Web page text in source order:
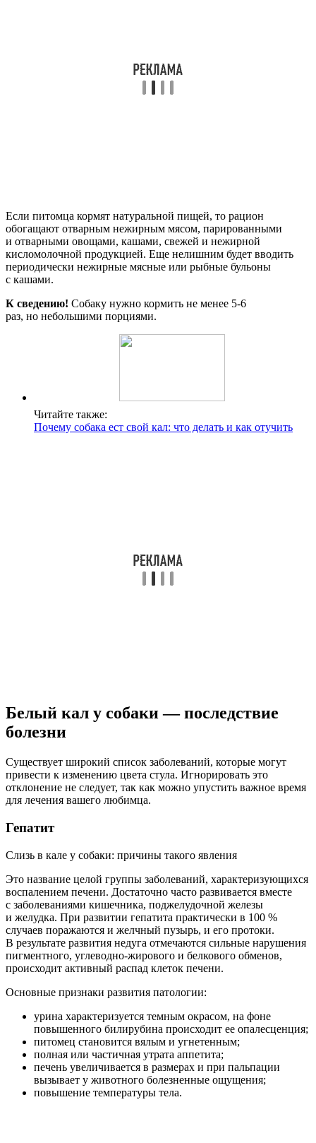
Если питомца кормят натуральной пищей, то рацион
обогащают отварным нежирным мясом, парированными
и отварными овощами, кашами, свежей и нежирной
кисломолочной продукцией. Еще нелишним будет вводить
периодически нежирные мясные или рыбные бульоны
с кашами.
К сведению! Собаку нужно кормить не менее 5-6
раз, но небольшими порциями.
Читайте также:
Почему собака ест свой кал: что делать и как отучить
Белый кал у собаки — последствие
болезни
Существует широкий список заболеваний, которые могут
привести к изменению цвета стула. Игнорировать это
отклонение не следует, так как можно упустить важное время
для лечения вашего любимца.
Гепатит
Слизь в кале у собаки: причины такого явления
Это название целой группы заболеваний, характеризующихся
воспалением печени. Достаточно часто развивается вместе
с заболеваниями кишечника, поджелудочной железы
и желудка. При развитии гепатита практически в 100 %
случаев поражаются и желчный пузырь, и его протоки.
В результате развития недуга отмечаются сильные нарушения
пигментного, углеводно-жирового и белкового обменов,
происходит активный распад клеток печени.
Основные признаки развития патологии:
урина характеризуется темным окрасом, на фоне
повышенного билирубина происходит ее опалесценция;
питомец становится вялым и угнетенным;
полная или частичная утрата аппетита;
печень увеличивается в размерах и при пальпации
вызывает у животного болезненные ощущения;
повышение температуры тела.